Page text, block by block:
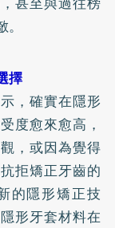
擇
，確實在隱形
度愈來愈高，
，或因為覺得
拒矯正牙齒的
的隱形矯正技
隱形牙套材料在